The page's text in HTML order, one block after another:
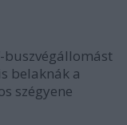
buszvégállomást
belaknák a
szégyene